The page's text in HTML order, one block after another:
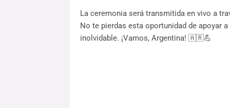
La ceremonia será transmitida en vivo a
No te pierdas esta oportunidad de apoyar
inolvidable. ¡Vamos, Argentina! 🇦🇷💪